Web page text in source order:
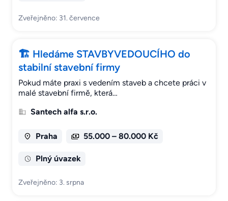
Zveřejněno: 31. července
🏗 Hledáme STAVBYVEDOUCÍHO do
stabilní stavební firmy
Pokud máte praxi s vedením staveb a chcete práci v
malé stavební firmě, která…
Santech alfa s.r.o.
Praha 55.000 – 80.000 Kč
Plný úvazek
Zveřejněno: 3. srpna